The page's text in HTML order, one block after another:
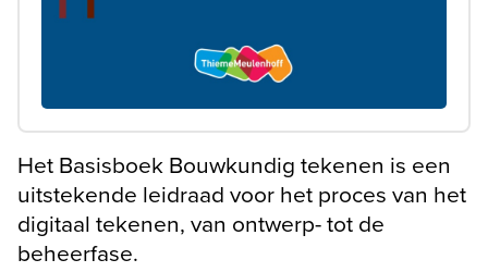
Het Basisboek Bouwkundig tekenen is een
uitstekende leidraad voor het proces van het
digitaal tekenen, van ontwerp- tot de
beheerfase.